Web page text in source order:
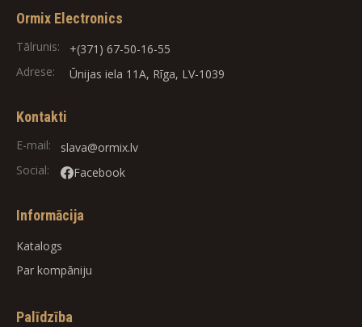
Ormix Electronics
Tālrunis:
+(371) 67-50-16-55
Adrese:
Ūnijas iela 11A, Rīga, LV-1039
Kontakti
E-mail:
slava@ormix.lv
Social:
Facebook
Informācija
Katalogs
Par kompāniju
Palīdzība